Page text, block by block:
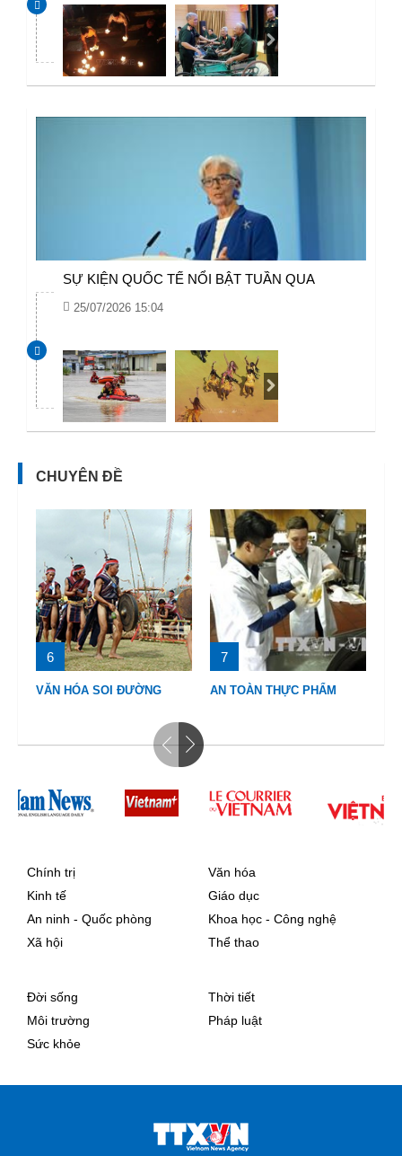
SỰ KIỆN QUỐC TẾ NỔI BẬT TUẦN QUA
25/07/2026 15:04
CHUYÊN ĐỀ
6
VĂN HÓA SOI ĐƯỜNG
7
AN TOÀN THỰC PHẨM
Chính trị
Kinh tế
An ninh - Quốc phòng
Xã hội
Văn hóa
Giáo dục
Khoa học - Công nghệ
Thể thao
Đời sống
Môi trường
Sức khỏe
Thời tiết
Pháp luật